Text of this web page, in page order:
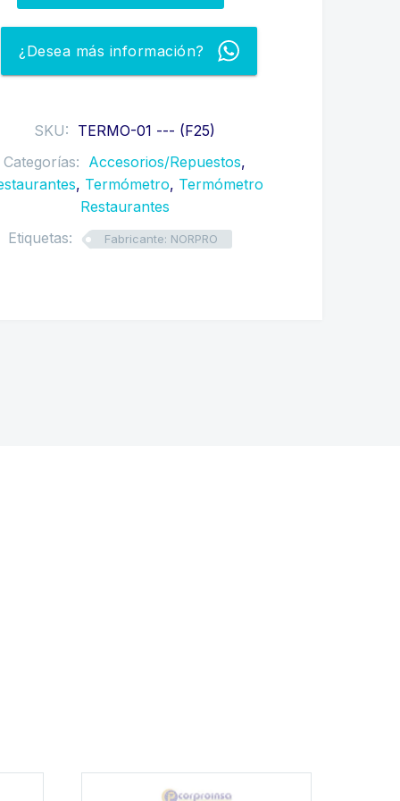
¿Desea más información?
SKU: TERMO-01 --- (F25)
Categorías: Accesorios/Repuestos,
, Termómetro, Termómetro
Restaurantes
Etiquetas:
Fabricante: NORPRO